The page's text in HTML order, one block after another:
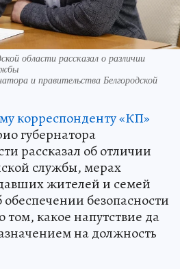
области рассказал о различии
и правительства Белгородской
корреспонденту «КП»
губернатора
рассказал об отличии
службы, мерах
жителей и семей
безопасности
том, какое напутствие да
на должность